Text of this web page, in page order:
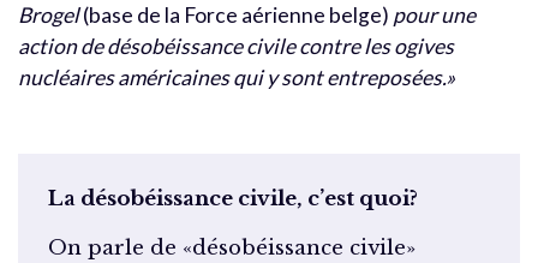
Brogel(base de la Force aérienne belge) pour une
action de désobéissance civile contre les ogives
nucléaires américaines qui y sont entreposées.»
La désobéissance civile, c’est quoi?
On parle de «désobéissance civile»